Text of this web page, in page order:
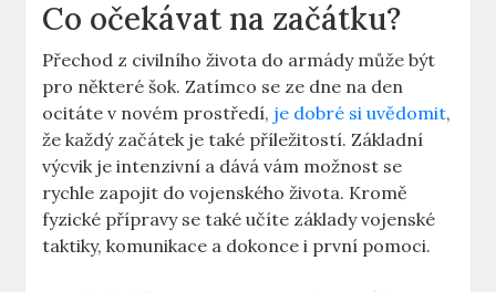
Co očekávat na začátku?
Přechod z civilního života do armády může být
pro některé šok. Zatímco se ze dne na den
ocitáte v novém prostředí, je dobré si uvědomit,
že každý začátek je také příležitostí. Základní
výcvik je intenzivní a dává vám možnost se
rychle zapojit do vojenského života. Kromě
fyzické přípravy se také učíte základy vojenské
taktiky, komunikace a dokonce i první pomoci.